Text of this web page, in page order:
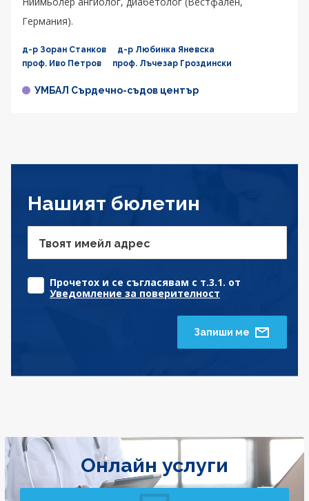
Германия).
д-р Зоран Станков
д-р Любинка Яневска
проф. Иво Петров
проф. Лъчезар Гроздински
УМБАЛ Сърдечно-съдов център
Нашият бюлетин
Твоят имейл адрес
Прочетох и се съгласявам с т.3.1. от
Уведомление за поверителност
Запиши ме
Онлайн услуги